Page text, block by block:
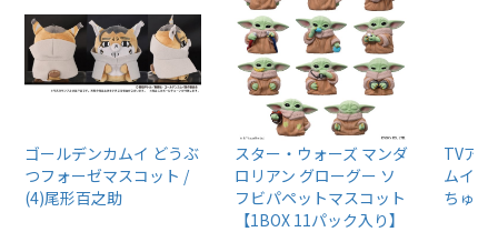
ゴールデンカムイ どうぶ
つフォーゼマスコット /
(4)尾形百之助
スター・ウォーズ マンダ
ロリアン グローグー ソ
フビパペットマスコット
【1BOX 11パック入り】
TVア
ムイ』
ちゅる